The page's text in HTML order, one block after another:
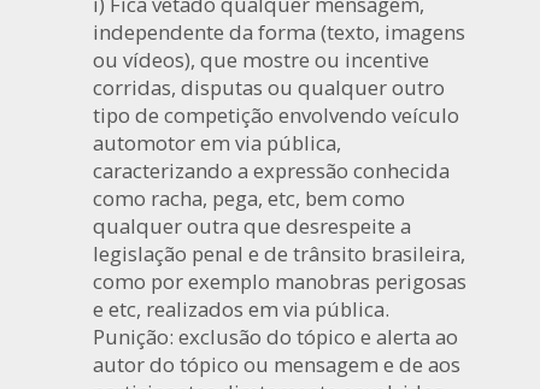
independente da forma (texto, imagens
ou vídeos), que mostre ou incentive
corridas, disputas ou qualquer outro
tipo de competição envolvendo veículo
automotor em via pública,
caracterizando a expressão conhecida
como racha, pega, etc, bem como
qualquer outra que desrespeite a
legislação penal e de trânsito brasileira,
como por exemplo manobras perigosas
e etc, realizados em via pública.
Punição: exclusão do tópico e alerta ao
autor do tópico ou mensagem e de aos